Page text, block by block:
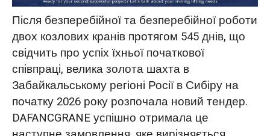
крихкості при -35°C для цілорічної
експлуатаційної стабільності
Стратегічні логістичні рішення:
усунення ризиків перевантаження для
забезпечення своєчасної доставки
Повний контроль процесу для
Після безперебійної та безперебійної роботи
двох козлових кранів протягом 545 днів, що
свідчить про успіх їхньої початкової
співпраці, велика золота шахта в
Забайкальському регіоні Росії в Сибіру на
початку 2026 року розпочала новий тендер.
DAFANCGRANE успішно отримала це